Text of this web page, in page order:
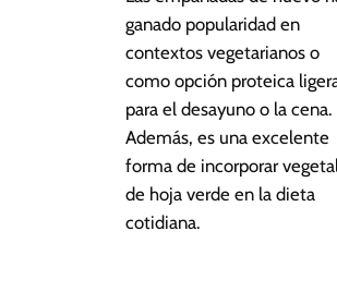
ganado popularidad en
contextos vegetarianos o
como opción proteica
para el desayuno o la cena.
Además, es una excelente
forma de incorporar
de hoja verde en la dieta
cotidiana.